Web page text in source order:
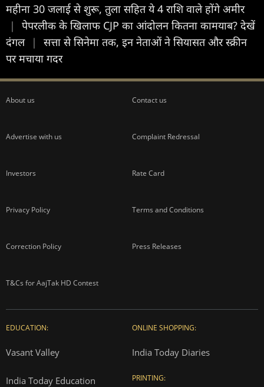
महीना 30 जलाई से शुरू, तुला सहित ये 4 राशि वाले होंगे अमीर
|
पेपरलीक के खिलाफ CJP का आंदोलन कितना कामयाब? देखें
दंगल |
सत्ता से सिनेमा तक, इन नेताओं ने सियासत और स्क्रीन
पर मचाया गदर
About us Contact us
Advertise with us Complaint Redressal
Investors Rate Card
Privacy Policy Terms and Conditions
Correction Policy Press Releases
T&Cs for AajTak HD Contest
EDUCATION:
Vasant Valley
India Today Education
ONLINE SHOPPING:
India Today Diaries
PRINTING: